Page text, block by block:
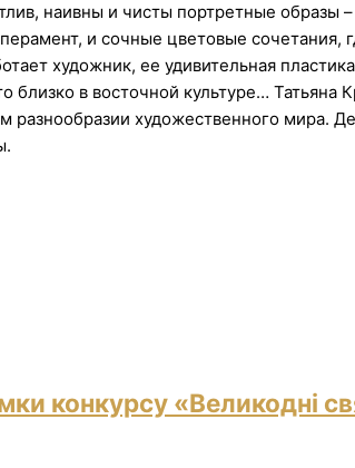
наивны и чисты портретные образы
и сочные цветовые сочетания,
художник, ее удивительная
в восточной культуре… Татьяна
художественного мира.
конкурсу «Великодні